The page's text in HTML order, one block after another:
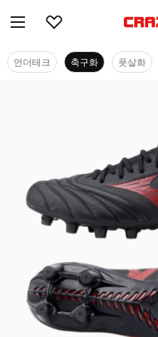
언더테크 축구화 풋살화